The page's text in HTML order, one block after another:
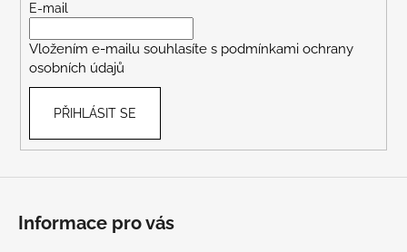
E-mail
Vložením e-mailu souhlasíte s podmínkami ochrany
osobních údajů
PŘIHLÁSIT SE
Informace pro vás